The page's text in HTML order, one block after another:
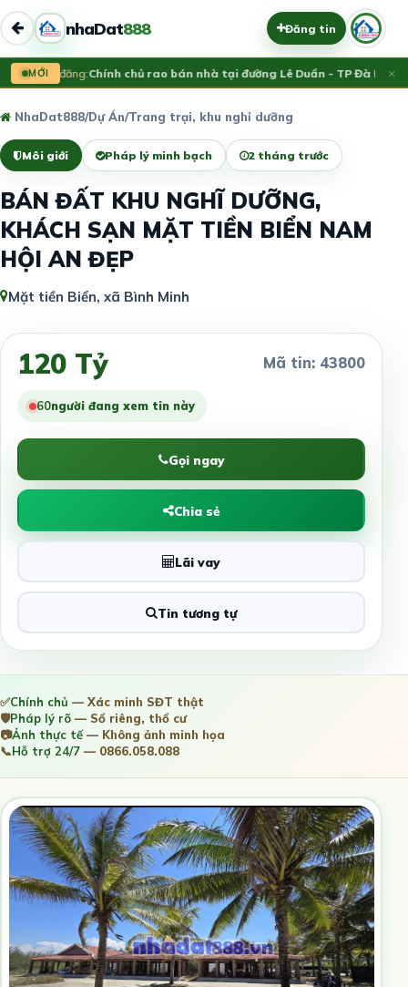
nhaDat888 Đăng tin
MỚI
Vừa đăng:Chính chủ rao bán nhà tại đường Lê Duẩn - TP Đà Nẵng;
×
NhaDat888/Dự Án/Trang trại, khu nghỉ dưỡng
Môi giới Pháp lý minh bạch 2 tháng trước
BÁN ĐẤT KHU NGHĨ DƯỠNG,
KHÁCH SẠN MẶT TIỀN BIỂN NAM
HỘI AN ĐẸP
Mặt tiền Biển, xã Bình Minh
120 Tỷ Mã tin: 43800
60người đang xem tin này
Gọi ngay
Chia sẻ
Lãi vay
Tin tương tự
✅Chính chủ — Xác minh SĐT thật
🛡️Pháp lý rõ — Sổ riêng, thổ cư
📷Ảnh thực tế— Không ảnh minh họa
📞Hỗ trợ 24/7 — 0866.058.088